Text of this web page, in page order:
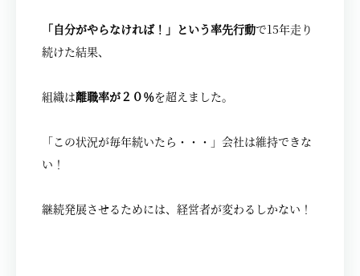
「自分がやらなければ！」という率先行動で15年走り
続けた結果、
組織は離職率が２０％を超えました。
「この状況が毎年続いたら・・・」会社は維持できな
い！
継続発展させるためには、経営者が変わるしかない！